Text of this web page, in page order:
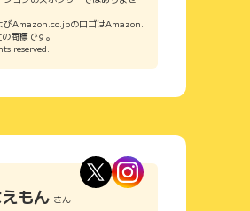
Amazon.co.jpのロゴはAmazon.
商標です。
reserved.
もん さん